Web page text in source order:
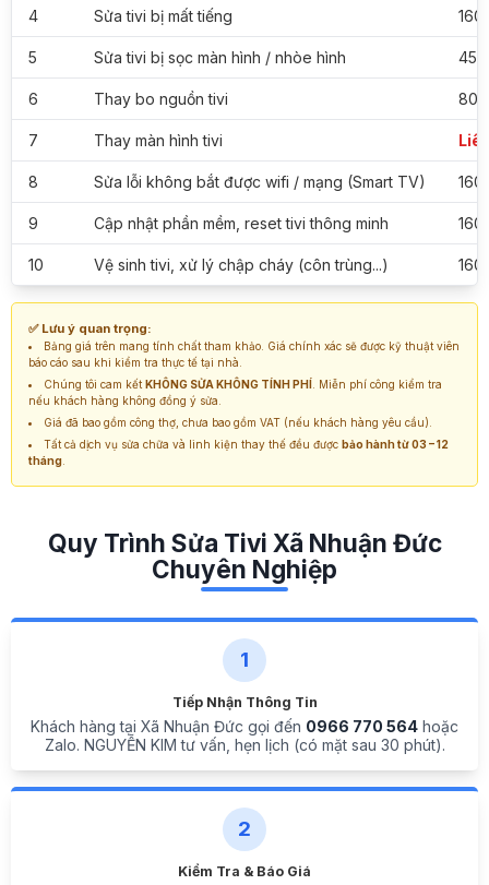
4 Sửa tivi bị mất tiếng
5 Sửa tivi bị sọc màn hình / nhòe hình
6 Thay bo nguồn tivi
7 Thay màn hình tivi
8 Sửa lỗi không bắt được wifi / mạng (Smart TV)
9 Cập nhật phần mềm, reset tivi thông minh
10 Vệ sinh tivi, xử lý chập cháy (côn trùng...)
✅ Lưu ý quan trọng:
Bảng giá trên mang tính chất tham khảo. Giá chính xác sẽ được kỹ thuật viên
báo cáo sau khi kiểm tra thực tế tại nhà.
Chúng tôi cam kết KHÔNG SỬA KHÔNG TÍNH PHÍ
. Miễn phí công kiểm tra
nếu khách hàng không đồng ý sửa.
Giá đã bao gồm công thợ, chưa bao gồm VAT (nếu khách hàng yêu cầu).
Tất cả dịch vụ sửa chữa và linh kiện thay thế đều được bảo hành từ 03 – 12
tháng
Quy Trình Sửa Tivi Xã Nhuận Đức
Chuyên Nghiệp
1
Tiếp Nhận Thông Tin
Khách hàng tại Xã Nhuận Đức gọi đến 0966 770 564 hoặc
Zalo. NGUYỄN KIM tư vấn, hẹn lịch (có mặt sau 30 phút).
2
Kiểm Tra & Báo Giá